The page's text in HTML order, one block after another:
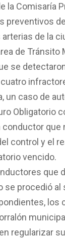
la Comisaría
preventivos
de la
de Tránsito
se
un caso de
Obligatorio
que
control y el
vencido.
que
se procedió al
los
regularizar